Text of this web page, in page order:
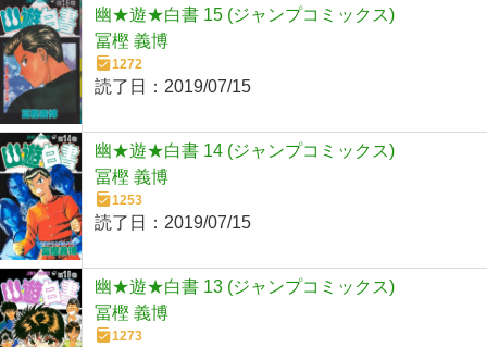
幽★遊★白書 15 (ジャンプコミックス)
冨樫 義博
1272
読了日： 2019/07/15
幽★遊★白書 14 (ジャンプコミックス)
冨樫 義博
1253
読了日： 2019/07/15
幽★遊★白書 13 (ジャンプコミックス)
冨樫 義博
1273